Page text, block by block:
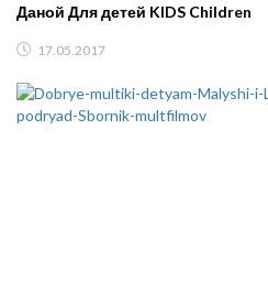
Даной Для детей KIDS Children
17.05.2017